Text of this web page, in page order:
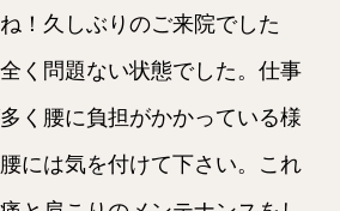
！久しぶりのご来院でした
く問題ない状態でした。仕事
く腰に負担がかかっている様
には気を付けて下さい。これ